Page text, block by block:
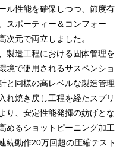
ル性能を確保しつつ、節度有
スポーティー＆コンフォー
次元で両立しました。
製造工程における固体管理を
境で使用されるサスペンショ
と同様の高レベルな製造管理
れ焼き戻し工程を経たスプリ
り、安定性能発揮の妨げとな
めるショットピーニング加工
続動作20万回超の圧縮テスト